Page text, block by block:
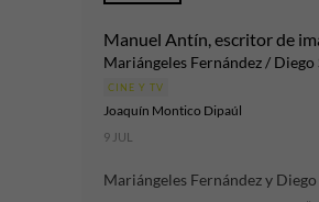
Manuel Antín, escritor de
Mariángeles Fernández / Diego
CINE Y TV
Joaquín Montico Dipaúl
9 JUL
Mariángeles Fernández y Diego